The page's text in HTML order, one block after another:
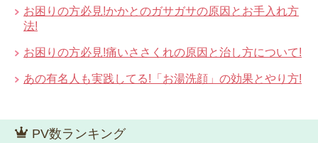
お困りの方必見!かかとのガサガサの原因とお手入れ方
法!
お困りの方必見!痛いささくれの原因と治し方について!
あの有名人も実践してる!「お湯洗顔」の効果とやり方!
PV数ランキング